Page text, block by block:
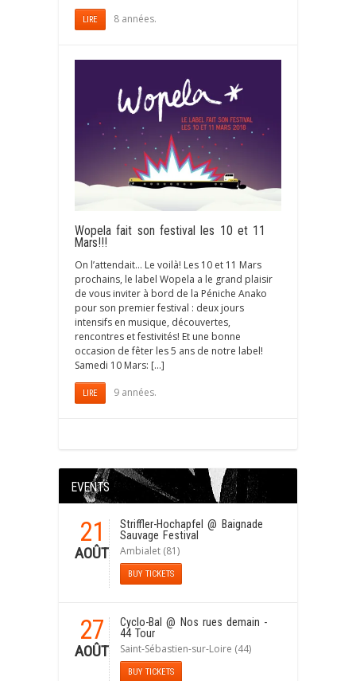
LIRE 8 années.
Wopela fait son festival les 10 et 11
Mars!!!
On l’attendait… Le voilà! Les 10 et 11 Mars
prochains, le label Wopela a le grand plaisir
de vous inviter à bord de la Péniche Anako
pour son premier festival : deux jours
intensifs en musique, découvertes,
rencontres et festivités! Et une bonne
occasion de fêter les 5 ans de notre label!
Samedi 10 Mars: […]
LIRE 9 années.
EVENTS
21
AOÛT
Striffler-Hochapfel @ Baignade
Sauvage Festival
Ambialet (81)
BUY TICKETS
27
AOÛT
Cyclo-Bal @ Nos rues demain -
44 Tour
Saint-Sébastien-sur-Loire (44)
BUY TICKETS